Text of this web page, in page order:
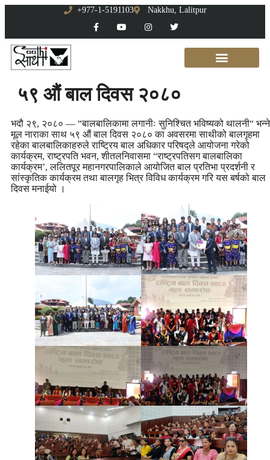
+977-1-5191103 Nakkhu, Lalitpur
५९ औं बाल दिवस २०८०
भदौ २९, २०८० — “बालबालिकामा लगानीः सुनिश्चित भविष्यको थालनी“ भन्ने
मूल नाराका साथ ५९ औं बाल दिवस २०८० का अवसरमा साथीको बालगृहमा
रहेका बालबालिकाहरुले राष्ट्रिय बाल अधिकार परिषद्ले आयोजना गरेको
कार्यक्रम, राष्ट्रपति भवन, शीतलनिवासमा “राष्ट्रपतिसग बालबालिका
कार्यक्रम’, ललितपूर महानगरपालिकाले आयोजित बाल प्रतिभा प्रदर्शनी र
सांस्कृतिक कार्यक्रम तथा बालगृह भित्र विविध कार्यक्रम गरि यस बर्षको बाल
दिवस मनाईयो ।